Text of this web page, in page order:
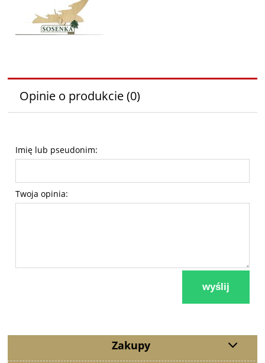
Opinie o produkcie (0)
Imię lub pseudonim:
Twoja opinia:
wyślij
Zakupy